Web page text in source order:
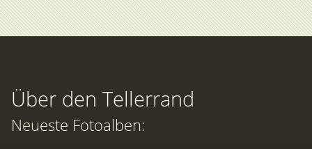
Über den Tellerrand
Neueste Fotoalben: